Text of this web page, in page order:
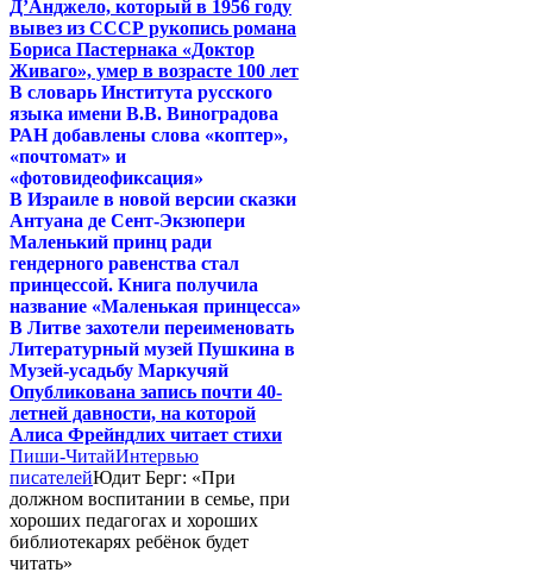
Д’Анджело, который в 1956 году
вывез из СССР рукопись романа
Бориса Пастернака «Доктор
Живаго», умер в возрасте 100 лет
В словарь Института русского
языка имени В.В. Виноградова
РАН добавлены слова «коптер»,
«почтомат» и
«фотовидеофиксация»
В Израиле в новой версии сказки
Антуана де Сент-Экзюпери
Маленький принц ради
гендерного равенства стал
принцессой. Книга получила
название «Маленькая принцесса»
В Литве захотели переименовать
Литературный музей Пушкина в
Музей-усадьбу Маркучяй
Опубликована запись почти 40-
летней давности, на которой
Алиса Фрейндлих читает стихи
Пиши-ЧитайИнтервью
писателейЮдит Берг: «При
должном воспитании в семье, при
хороших педагогах и хороших
библиотекарях ребёнок будет
читать»